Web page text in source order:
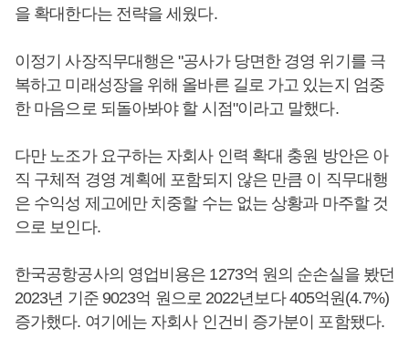
을 확대한다는 전략을 세웠다.
이정기 사장직무대행은 "공사가 당면한 경영 위기를 극
복하고 미래성장을 위해 올바른 길로 가고 있는지 엄중
한 마음으로 되돌아봐야 할 시점"이라고 말했다.
다만 노조가 요구하는 자회사 인력 확대 충원 방안은 아
직 구체적 경영 계획에 포함되지 않은 만큼 이 직무대행
은 수익성 제고에만 치중할 수는 없는 상황과 마주할 것
으로 보인다.
한국공항공사의 영업비용은 1273억 원의 순손실을 봤던
2023년 기준 9023억 원으로 2022년보다 405억원(4.7%)
증가했다. 여기에는 자회사 인건비 증가분이 포함됐다.